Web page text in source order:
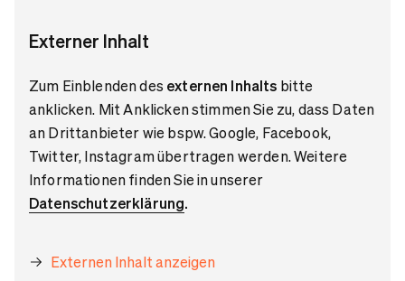
Externer Inhalt
Zum Einblenden des externen Inhalts bitte
anklicken. Mit Anklicken stimmen Sie zu, dass Daten
an Drittanbieter wie bspw. Google, Facebook,
Twitter, Instagram übertragen werden. Weitere
Informationen finden Sie in unserer
Datenschutzerklärung.
Externen Inhalt anzeigen